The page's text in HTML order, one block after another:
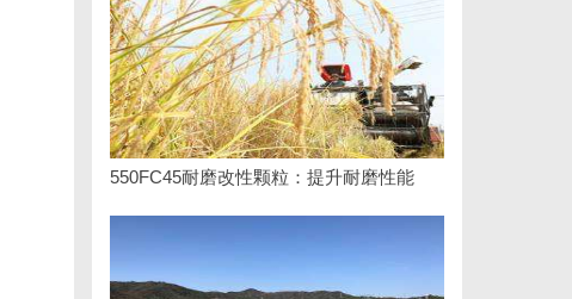
550FC45耐磨改性颗粒：提升耐磨性能